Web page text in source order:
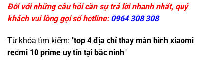
Đối với những câu hỏi cần sự trả lời nhanh nhất, quý
khách vui lòng gọi số hotline: 0964 308 308
Từ khóa tìm kiếm: "top 4 địa chỉ thay màn hình xiaomi
redmi 10 prime uy tín tại bắc ninh"